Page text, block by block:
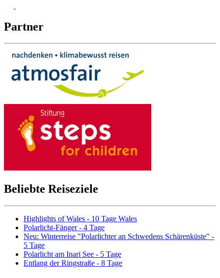
Partner
Beliebte Reiseziele
Highlights of Wales - 10 Tage Wales
Polarlicht-Fänger - 4 Tage
Neu: Winterreise "Polarlichter an Schwedens Schärenküste" -
5 Tage
Polarlicht am Inari See - 5 Tage
Entlang der Ringstraße - 8 Tage